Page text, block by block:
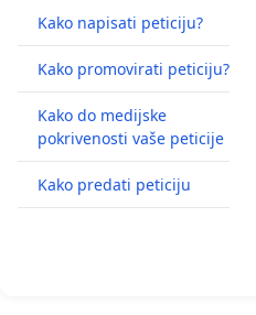
Kako napisati peticiju?
Kako promovirati peticiju?
Kako do medijske
pokrivenosti vaše peticije
Kako predati peticiju